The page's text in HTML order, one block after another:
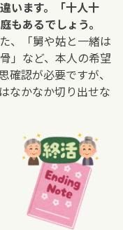
います。「十人十
もあるでしょう。
、「舅や姑と一緒は
」など、本人の希望
確認が必要ですが、
なかなか切り出せな